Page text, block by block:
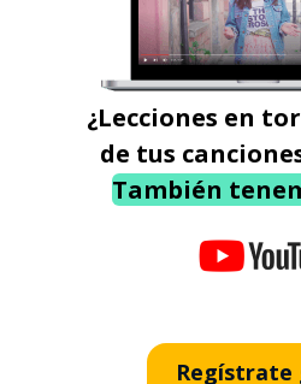
¿Lecciones en
de tus
También
Regístrate